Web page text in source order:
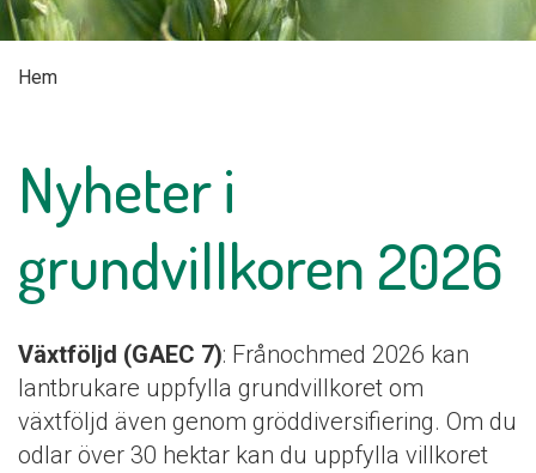
Hem
Nyheter i
grundvillkoren 2026
Växtföljd (GAEC 7): Frånochmed 2026 kan
lantbrukare uppfylla grundvillkoret om
växtföljd även genom gröddiversifiering. Om du
odlar över 30 hektar kan du uppfylla villkoret